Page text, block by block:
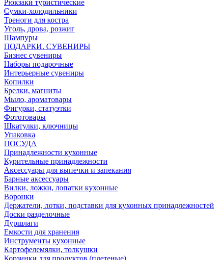
Рюкзаки туристические
Сумки-холодильники
Треноги для костра
Уголь, дрова, розжиг
Шампуры
ПОДАРКИ. СУВЕНИРЫ
Бизнес сувениры
Наборы подарочные
Интерьерные сувениры
Копилки
Брелки, магниты
Мыло, ароматовары
Фигурки, статуэтки
Фототовары
Шкатулки, ключницы
Упаковка
ПОСУДА
Принадлежности кухонные
Курительные принадлежности
Аксессуары для выпечки и запекания
Барные аксессуары
Вилки, ложки, лопатки кухонные
Воронки
Держатели, лотки, подставки для кухонных принадлежностей
Доски разделочные
Дуршлаги
Емкости для хранения
Инструменты кухонные
Картофелемялки, толкушки
Корзинки для продуктов (плетеные)